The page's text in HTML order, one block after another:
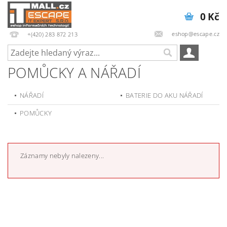
+(420) 283 872 213 eshop@escape.cz
0 Kč
POMŮCKY A NÁŘADÍ
NÁŘADÍ
BATERIE DO AKU NÁŘADÍ
POMŮCKY
Záznamy nebyly nalezeny...